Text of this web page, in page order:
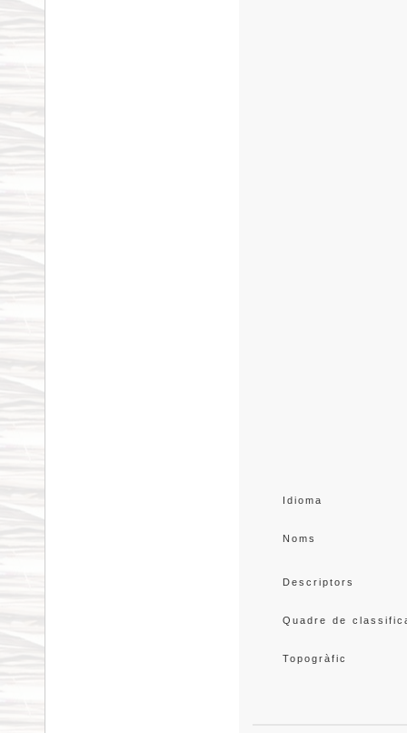
Idioma
Noms
Descriptors
Quadre de
Topogràfic